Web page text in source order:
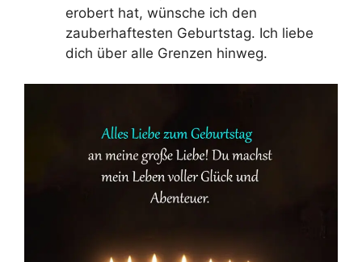
erobert hat, wünsche ich den
zauberhaftesten Geburtstag. Ich liebe
dich über alle Grenzen hinweg.